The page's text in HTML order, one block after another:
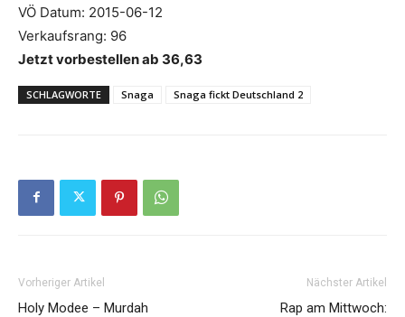
VÖ Datum: 2015-06-12
Verkaufsrang: 96
Jetzt vorbestellen ab 36,63
SCHLAGWORTE Snaga Snaga fickt Deutschland 2
Vorheriger Artikel
Holy Modee – Murdah
Nächster Artikel
Rap am Mittwoch: